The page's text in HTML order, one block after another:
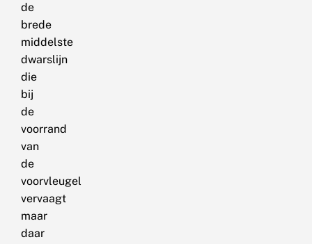
de
brede
middelste
dwarslijn
die
bij
de
voorrand
van
de
voorvleugel
vervaagt
maar
daar